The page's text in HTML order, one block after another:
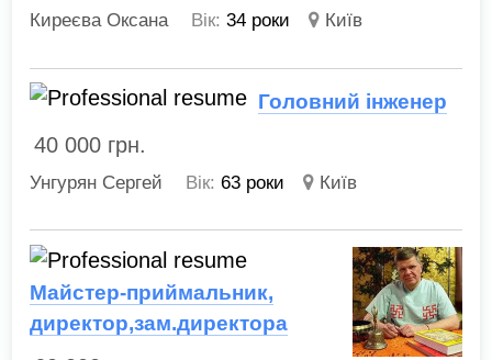
Киреєва Оксана Вік: 34 роки Київ
Головний інженер
40 000 грн.
Унгурян Сергей Вік: 63 роки Київ
Майстер-приймальник,
директор,зам.директора